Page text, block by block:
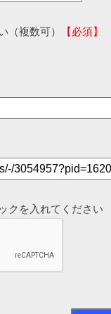
（複数可）
【必須】
クを入れてください